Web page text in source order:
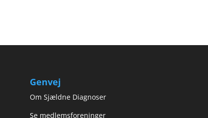
Genvej
Om Sjældne Diagnoser
Se medlemsforeninger